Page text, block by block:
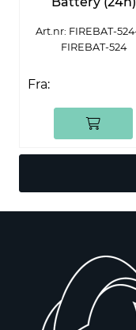
Art.nr: FIREBAT-
FIREBAT-524
Fra: